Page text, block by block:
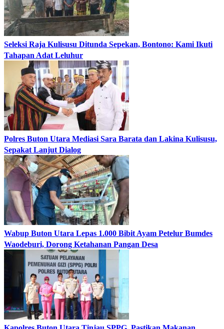
Seleksi Raja Kulisusu Ditunda Sepekan, Bontono: Kami Ikuti
Tahapan Adat Leluhur
Polres Buton Utara Mediasi Sara Barata dan Lakina Kulisusu,
Sepakat Lanjut Dialog
Wabup Buton Utara Lepas 1.000 Bibit Ayam Petelur Bumdes
Waodeburi, Dorong Ketahanan Pangan Desa